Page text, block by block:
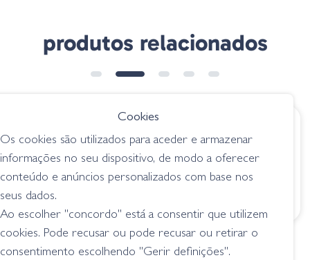
produtos relacionados
€ 19.95
Lucky Craft Gunfish
95 H3 - Ghost
Minnow
superficie / topwater
Deps Buzzjet - 80
Chrome Black Bass
Cookies
Os cookies são utilizados para aceder e armazenar
informações no seu dispositivo, de modo a oferecer
conteúdo e anúncios personalizados com base nos
seus dados.
Ao escolher "concordo" está a consentir que utilizem
cookies. Pode recusar ou pode recusar ou retirar o
consentimento escolhendo "Gerir definições".